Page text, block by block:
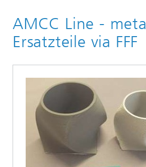
Forschungsthemen
Technologie
AMCC Line -
Ersatzteile via FFF